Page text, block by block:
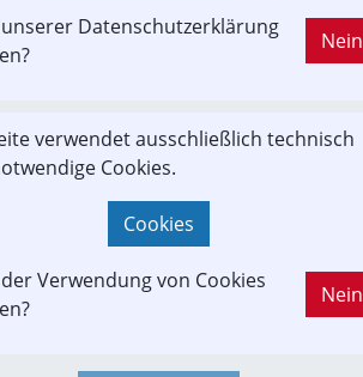
Projekt
| Statistik
Datenschutzerklärung
Nein
verwendet ausschließlich technisch
Cookies.
Cookies
Verwendung von Cookies
Nein